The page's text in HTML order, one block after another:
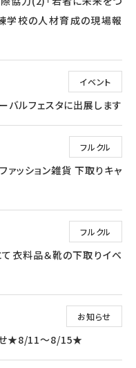
学校の人材育成の現場報
イベント
バルフェスタに出展します
フルクル
ァッション雑貨 下取りキャ
フルクル
衣料品＆靴の下取りイベ
お知らせ
らせ★8/11～8/15★